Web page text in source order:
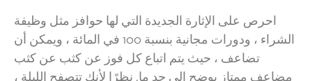
احرص على الإثارة الجديدة التي لها حوافز مثل وظيفة
الشراء ، ودورات مجانية بنسبة 100 في المائة ، ويمكن أن
تضاعف ، حيث يتم اتباع كل فوز عن كثب عن كثب
مضاعف ممتاز يوضح إلى حد ما. نظرًا لأنك تتصفح الليلة ،